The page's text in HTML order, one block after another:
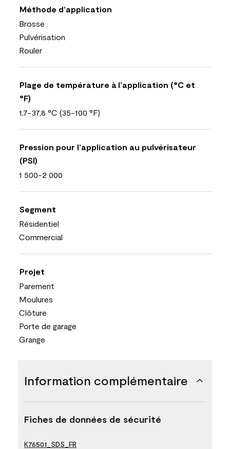
Méthode d’application
Brosse
Pulvérisation
Rouler
Plage de température à l’application (°C et
°F)
1,7-37,8 °C (35-100 °F)
Pression pour l’application au pulvérisateur
(PSI)
1 500-2 000
Segment
Résidentiel
Commercial
Projet
Parement
Moulures
Clôture
Porte de garage
Grange
Information complémentaire
Fiches de données de sécurité
K76501_SDS_FR